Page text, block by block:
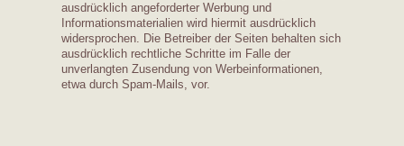
ausdrücklich angeforderter Werbung und
Informationsmaterialien wird hiermit ausdrücklich
widersprochen. Die Betreiber der Seiten behalten sich
ausdrücklich rechtliche Schritte im Falle der
unverlangten Zusendung von Werbeinformationen,
etwa durch Spam-Mails, vor.